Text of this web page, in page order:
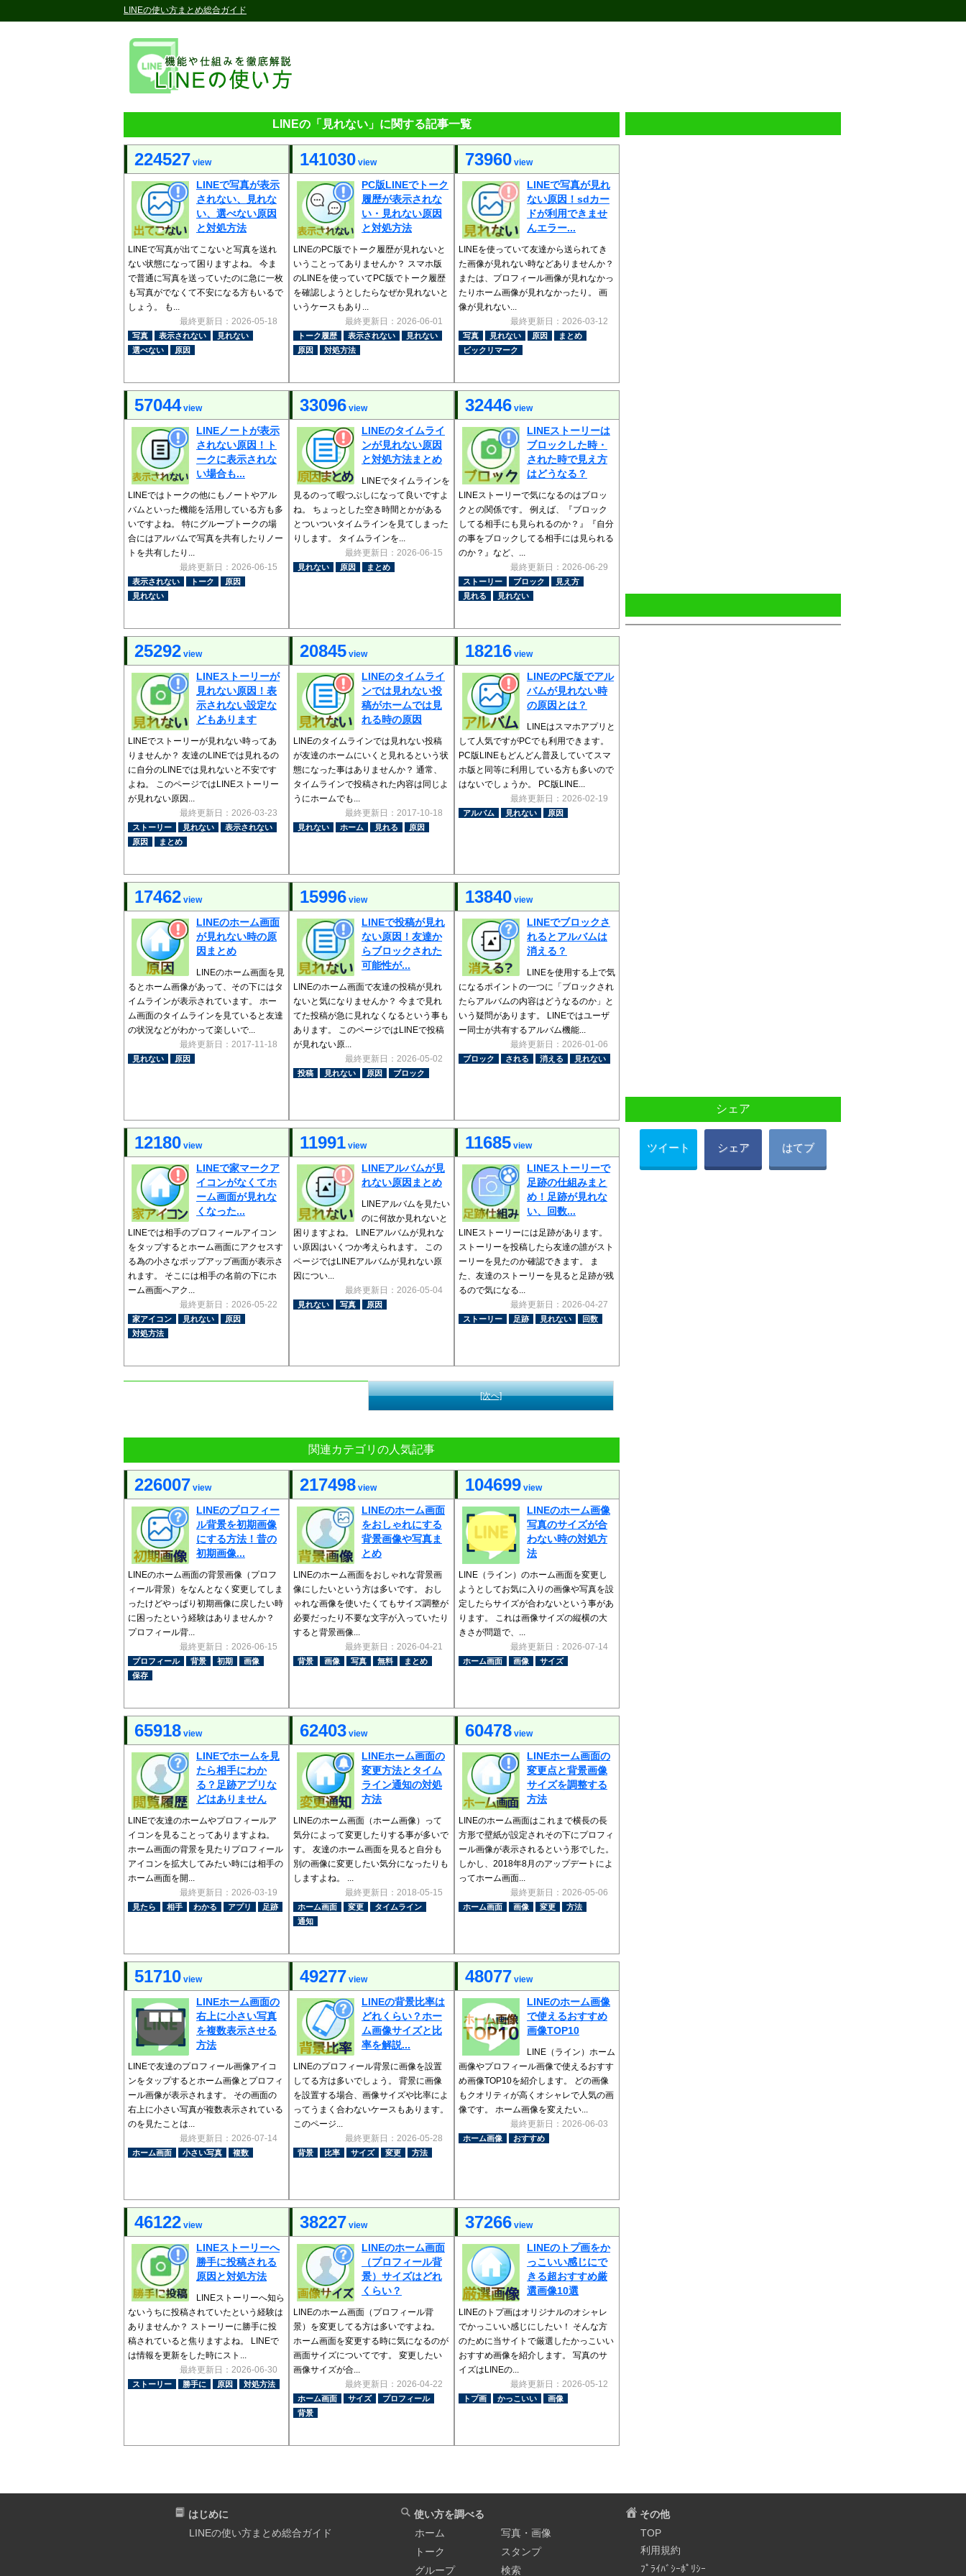
LINEの使い方まとめ総合ガイド
LINEの「見れない」に関する記事一覧
224527 view
LINEで写真が表示
されない、見れな
い、選べない原因
と対処方法
LINEで写真が出てこないと写真を送れ
ない状態になって困りますよね。 今ま
で普通に写真を送っていたのに急に一枚
も写真がでなくて不安になる方もいるで
しょう。 も...
最終更新日：2026-05-18
写真 表示されない
見れない
選べない
原因
141030 view
PC版LINEでトーク
履歴が表示されな
い・見れない原因
と対処方法
LINEのPC版でトーク履歴が見れないと
いうことってありませんか？ スマホ版
のLINEを使っていてPC版でトーク履歴
を確認しようとしたらなぜか見れないと
いうケースもあり...
最終更新日：2026-06-01
トーク履歴 表示されない
見れない
原因
対処方法
73960 view
LINEで写真が見れ
ない原因！sdカー
ドが利用できませ
んエラー...
LINEを使っていて友達から送られてき
た画像が見れない時などありませんか？
または、プロフィール画像が見れなかっ
たりホーム画像が見れなかったり。 画
像が見れない...
最終更新日：2026-03-12
写真 見れない 原因
まとめ
ビックリマーク
57044view
LINEノートが表示
されない原因！ト
ークに表示されな
い場合も...
LINEではトークの他にもノートやアル
バムといった機能を活用している方も多
いですよね。 特にグループトークの場
合にはアルバムで写真を共有したりノー
トを共有したり...
最終更新日：2026-06-15
表示されない トーク
原因
見れない
33096 view
LINEのタイムライ
ンが見れない原因
と対処方法まとめ
LINEでタイムラインを
見るのって暇つぶしになって良いですよ
ね。 ちょっとした空き時間とかがある
とついついタイムラインを見てしまった
りします。 タイムラインを...
最終更新日：2026-06-15
見れない 原因 まとめ
32446 view
LINEストーリーは
ブロックした時・
された時で見え方
はどうなる？
LINEストーリーで気になるのはブロッ
クとの関係です。 例えば、『ブロック
してる相手にも見られるのか？』『自分
の事をブロックしてる相手には見られる
のか？』など、...
最終更新日：2026-06-29
ストーリー ブロック
見え方
見れる
見れない
25292 view
LINEストーリーが
見れない原因！表
示されない設定な
どもあります
LINEでストーリーが見れない時ってあ
りませんか？ 友達のLINEでは見れるの
に自分のLINEでは見れないと不安です
よね。 このページではLINEストーリー
が見れない原因...
最終更新日：2026-03-23
ストーリー 見れない
表示されない
原因
まとめ
20845 view
LINEのタイムライ
ンでは見れない投
稿がホームでは見
れる時の原因
LINEのタイムラインでは見れない投稿
が友達のホームにいくと見れるという状
態になった事はありませんか？ 通常、
タイムラインで投稿された内容は同じよ
うにホームでも...
最終更新日：2017-10-18
見れない ホーム 見れる 原因
18216 view
LINEのPC版でアル
バムが見れない時
の原因とは？
LINEはスマホアプリと
して人気ですがPCでも利用できます。
PC版LINEもどんどん普及していてスマ
ホ版と同等に利用している方も多いので
はないでしょうか。 PC版LINE...
最終更新日：2026-02-19
アルバム 見れない 原因
17462 view
LINEのホーム画面
が見れない時の原
因まとめ
LINEのホーム画面を見
るとホーム画像があって、その下にはタ
イムラインが表示されています。 ホー
ム画面のタイムラインを見ていると友達
の状況などがわかって楽しいで...
最終更新日：2017-11-18
見れない 原因
15996 view
LINEで投稿が見れ
ない原因！友達か
らブロックされた
可能性が...
LINEのホーム画面で友達の投稿が見れ
ないと気になりませんか？ 今まで見れ
てた投稿が急に見れなくなるという事も
あります。 このページではLINEで投稿
が見れない原...
最終更新日：2026-05-02
投稿 見れない 原因 ブロック
13840 view
LINEでブロックさ
れるとアルバムは
消える？
LINEを使用する上で気
になるポイントの一つに「ブロックされ
たらアルバムの内容はどうなるのか」と
いう疑問があります。 LINEではユーザ
ー同士が共有するアルバム機能...
最終更新日：2026-01-06
ブロック される 消える 見れない
12180 view
LINEで家マークア
イコンがなくてホ
ーム画面が見れな
くなった...
LINEでは相手のプロフィールアイコン
をタップするとホーム画面にアクセスす
る為の小さなポップアップ画面が表示さ
れます。 そこには相手の名前の下にホ
ーム画面へアク...
最終更新日：2026-05-22
家アイコン 見れない
原因
対処方法
11991 view
LINEアルバムが見
れない原因まとめ
LINEアルバムを見たい
のに何故か見れないと
困りますよね。 LINEアルバムが見れな
い原因はいくつか考えられます。 この
ページではLINEアルバムが見れない原
因につい...
最終更新日：2026-05-04
見れない 写真 原因
11685 view
LINEストーリーで
足跡の仕組みまと
め！足跡が見れな
い、回数...
LINEストーリーには足跡があります。
ストーリーを投稿したら友達の誰がスト
ーリーを見たのか確認できます。 ま
た、友達のストーリーを見ると足跡が残
るので気になる...
最終更新日：2026-04-27
ストーリー 足跡 見れない 回数
[次へ]
関連カテゴリの人気記事
226007 view
LINEのプロフィー
ル背景を初期画像
にする方法！昔の
初期画像...
LINEのホーム画面の背景画像（プロフ
ィール背景）をなんとなく変更してしま
ったけどやっぱり初期画像に戻したい時
に困ったという経験はありませんか？
プロフィール背...
最終更新日：2026-06-15
プロフィール 背景 初期
画像
保存
217498 view
LINEのホーム画面
をおしゃれにする
背景画像や写真ま
とめ
LINEのホーム画面をおしゃれな背景画
像にしたいという方は多いです。 おし
ゃれな画像を使いたくてもサイズ調整が
必要だったり不要な文字が入っていたり
すると背景画像...
最終更新日：2026-04-21
背景 画像 写真 無料 まとめ
104699 view
LINEのホーム画像
写真のサイズが合
わない時の対処方
法
LINE（ライン）のホーム画面を変更し
ようとしてお気に入りの画像や写真を設
定したらサイズが合わないという事があ
ります。 これは画像サイズの縦横の大
きさが問題で、...
最終更新日：2026-07-14
ホーム画面 画像 サイズ
65918 view
LINEでホームを見
たら相手にわか
る？足跡アプリな
どはありません
LINEで友達のホームやプロフィールア
イコンを見ることってありますよね。
ホーム画面の背景を見たりプロフィール
アイコンを拡大してみたい時には相手の
ホーム画面を開...
最終更新日：2026-03-19
見たら 相手 わかる アプリ 足跡
62403 view
LINEホーム画面の
変更方法とタイム
ライン通知の対処
方法
LINEのホーム画面（ホーム画像）って
気分によって変更したりする事が多いで
す。 友達のホーム画面を見ると自分も
別の画像に変更したい気分になったりも
しますよね。 ...
最終更新日：2018-05-15
ホーム画面 変更
タイムライン
通知
60478 view
LINEホーム画面の
変更点と背景画像
サイズを調整する
方法
LINEのホーム画面はこれまで横長の長
方形で壁紙が設定されその下にプロフィ
ール画像が表示されるという形でした。
しかし、2018年8月のアップデートによ
ってホーム画面...
最終更新日：2026-05-06
ホーム画面 画像 変更 方法
51710 view
LINEホーム画面の
右上に小さい写真
を複数表示させる
方法
LINEで友達のプロフィール画像アイコ
ンをタップするとホーム画像とプロフィ
ール画像が表示されます。 その画面の
右上に小さい写真が複数表示されている
のを見たことは...
最終更新日：2026-07-14
ホーム画面 小さい写真 複数
49277 view
LINEの背景比率は
どれくらい？ホー
ム画像サイズと比
率を解説...
LINEのプロフィール背景に画像を設置
してる方は多いでしょう。 背景に画像
を設置する場合、画像サイズや比率によ
ってうまく合わないケースもあります。
このページ...
最終更新日：2026-05-28
背景 比率 サイズ 変更 方法
48077 view
LINEのホーム画像
で使えるおすすめ
画像TOP10
LINE（ライン）ホーム
画像やプロフィール画像で使えるおすす
め画像TOP10を紹介します。 どの画像
もクオリティが高くオシャレで人気の画
像です。 ホーム画像を変えたい...
最終更新日：2026-06-03
ホーム画像 おすすめ
46122 view
LINEストーリーへ
勝手に投稿される
原因と対処方法
LINEストーリーへ知ら
ないうちに投稿されていたという経験は
ありませんか？ ストーリーに勝手に投
稿されていると焦りますよね。 LINEで
は情報を更新をした時にスト...
最終更新日：2026-06-30
ストーリー 勝手に 原因 対処方法
38227 view
LINEのホーム画面
（プロフィール背
景）サイズはどれ
くらい？
LINEのホーム画面（プロフィール背
景）を変更してる方は多いですよね。
ホーム画面を変更する時に気になるのが
画面サイズについてです。 変更したい
画像サイズが合...
最終更新日：2026-04-22
ホーム画面 サイズ
プロフィール
背景
37266 view
LINEのトプ画をか
っこいい感じにで
きる超おすすめ厳
選画像10選
LINEのトプ画はオリジナルのオシャレ
でかっこいい感じにしたい！ そんな方
のために当サイトで厳選したかっこいい
おすすめ画像を紹介します。 写真のサ
イズはLINEの...
最終更新日：2026-05-12
トプ画 かっこいい 画像
シェア
ツイート シェア はてブ
はじめに
LINEの使い方まとめ総合ガイド
使い方を調べる
ホーム
トーク
グループ
写真・画像
スタンプ
検索
その他
TOP
利用規約
ﾌﾟﾗｲﾊﾞｼｰﾎﾟﾘｼｰ